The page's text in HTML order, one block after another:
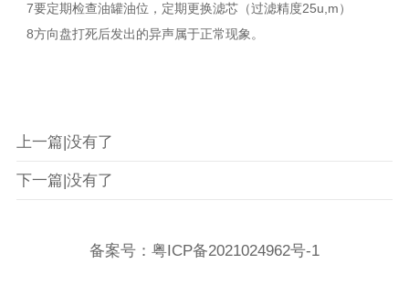
7要定期检查油罐油位，定期更换滤芯（过滤精度25u,m）
8方向盘打死后发出的异声属于正常现象。
上一篇|没有了
下一篇|没有了
备案号： 粤ICP备2021024962号-1